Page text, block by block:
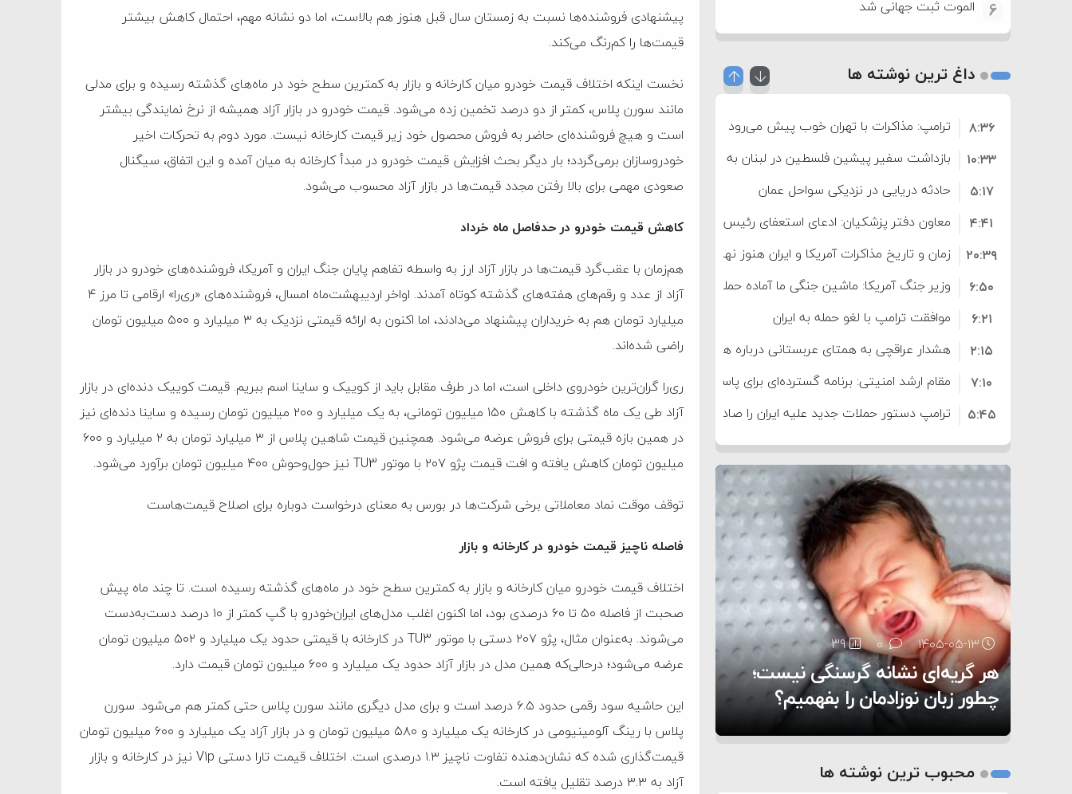
پیشنهادی فروشنده‌ها نسبت به زمستان سال قبل هنوز هم بالاست، اما دو نشانه مهم، احتمال کاهش بیشتر
قیمت‌ها را کم‌رنگ می‌کند.
نخست اینکه اختلاف قیمت خودرو میان کارخانه و بازار به کمترین سطح خود در ماه‌های گذشته رسیده و برای مدلی
مانند سورن پلاس، کمتر از دو درصد تخمین زده می‌شود. قیمت خودرو در بازار آزاد همیشه از نرخ نمایندگی بیشتر
است و هیچ فروشنده‌ای حاضر به فروش محصول خود زیر قیمت کارخانه نیست. مورد دوم به تحرکات اخیر
خودروسازان برمی‌گردد؛ بار دیگر بحث افزایش قیمت خودرو در مبدأ کارخانه به میان آمده و این اتفاق، سیگنال
صعودی مهمی برای بالا رفتن مجدد قیمت‌ها در بازار آزاد محسوب می‌شود.
کاهش قیمت خودرو در حدفاصل ماه خرداد
هم‌زمان با عقب‌گرد قیمت‌ها در بازار آزاد ارز به واسطه تفاهم پایان جنگ ایران و آمریکا، فروشنده‌های خودرو در بازار
آزاد از عدد و رقم‌های هفته‌های گذشته کوتاه آمدند. اواخر اردیبهشت‌ماه امسال، فروشنده‌های «ری‌را» ارقامی تا مرز ۴
میلیارد تومان هم به خریداران پیشنهاد می‌دادند، اما اکنون به ارائه قیمتی نزدیک به ۳ میلیارد و ۵۰۰ میلیون تومان
راضی شده‌اند.
ری‌را گران‌ترین خودروی داخلی است، اما در طرف مقابل باید از کوییک و ساینا اسم ببریم. قیمت کوییک دنده‌ای در بازار
آزاد طی یک ماه گذشته با کاهش ۱۵۰ میلیون تومانی، به یک میلیارد و ۲۰۰ میلیون تومان رسیده و ساینا دنده‌ای نیز
در همین بازه قیمتی برای فروش عرضه می‌شود. همچنین قیمت شاهین پلاس از ۳ میلیارد تومان به ۲ میلیارد و ۶۰۰
میلیون تومان کاهش یافته و افت قیمت پژو ۲۰۷ با موتور TU3 نیز حول‌وحوش ۴۰۰ میلیون تومان برآورد می‌شود.
توقف موقت نماد معاملاتی برخی شرکت‌ها در بورس به معنای درخواست دوباره برای اصلاح قیمت‌هاست
فاصله ناچیز قیمت خودرو در کارخانه و بازار
اختلاف قیمت خودرو میان کارخانه و بازار به کمترین سطح خود در ماه‌های گذشته رسیده است. تا چند ماه پیش
صحبت از فاصله ۵۰ تا ۶۰ درصدی بود، اما اکنون اغلب مدل‌های ایران‌خودرو با گپ کمتر از ۱۰ درصد دست‌به‌دست
می‌شوند. به‌عنوان مثال، پژو ۲۰۷ دستی با موتور TU3 در کارخانه با قیمتی حدود یک میلیارد و ۵۰۲ میلیون تومان
عرضه می‌شود؛ درحالی‌که همین مدل در بازار آزاد حدود یک میلیارد و ۶۰۰ میلیون تومان قیمت دارد.
این حاشیه سود رقمی حدود ۶.۵ درصد است و برای مدل دیگری مانند سورن پلاس حتی کمتر هم می‌شود. سورن
پلاس با رینگ آلومینیومی در کارخانه یک میلیارد و ۵۸۰ میلیون تومان و در بازار آزاد یک میلیارد و ۶۰۰ میلیون تومان
قیمت‌گذاری شده که نشان‌دهنده تفاوت ناچیز ۱.۳ درصدی است. اختلاف قیمت تارا دستی V1p نیز در کارخانه و بازار
آزاد به ۳.۳ درصد تقلیل یافته است.
6 الموت ثبت جهانی شد
داغ ترین نوشته ها
ترامپ: مذاکرات با تهران خوب پیش می‌رود
۸:۳۶
بازداشت سفیر پیشین فلسطین در لبنان به اتهام فساد و اختلاس اموال
۱۰:۳۳
حادثه دریایی در نزدیکی سواحل عمان
۵:۱۷
معاون دفتر پزشکیان: ادعای استعفای رئیس‌جمهور واهی و کذب محض
است
۴:۴۱
زمان و تاریخ مذاکرات آمریکا و ایران هنوز نهایی نشده است
۲۰:۳۹
وزیر جنگ آمریکا: ماشین جنگی ما آماده حمله نظامی علیه ایران است
۶:۵۰
موافقت ترامپ با لغو حمله به ایران
۶:۲۱
هشدار عراقچی به همتای عربستانی درباره همراهی با آمریکا
۲:۱۵
مقام ارشد امنیتی: برنامه گسترده‌ای برای پاسخ به دیوانگی آمریکا داریم
۷:۱۰
ترامپ دستور حملات جدید علیه ایران را صادر کرد
۵:۴۵
سپاه: دو نفتکش متخلف مورد اصابت قرار گرفته و متوقف شدند
۱۲:۵۹
ترامپ مدعی توافق تاریخی برای خلع سلاح کامل حماس شد
۸:۵۷
اعتراض عراقچی به همتای بلغارستانی به دلیل کمک به آمریکا در حملات به
ایران
۱۶:۱۹
کشورهایی که به متجاوزان کمک می کنند پاسخ سختی خواهند گرفت
۱۰:۱۵
سنتکام پایان تجاوز جدید به ایران را اعلام کرد
۶:۰۵
۱۴۰۵-۰۵-۱۳ 0
39
هر گریه‌ای نشانه گرسنگی نیست؛
چطور زبان نوزادمان را بفهمیم؟
۱۴۰۵-۰۵-۱۲ 0
29
تغذیه پدر می‌تواند بر سلامت نوزاد
تأثیر بگذارد
۱۴۰۵-۰۵-۱۲ 0
13
روی دیگر زندگی
2
محبوب ترین نوشته ها